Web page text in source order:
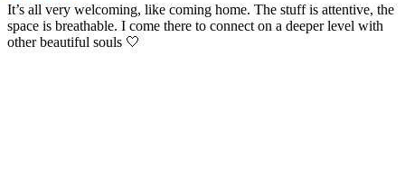
It’s all very welcoming, like coming home. The stuff is attentive, the
space is breathable. I come there to connect on a deeper level with
other beautiful souls 🤍